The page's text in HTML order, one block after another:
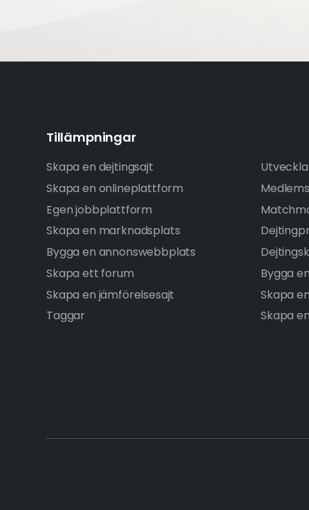
Tillämpningar
Skapa en dejtingsajt
Skapa en onlineplattform
Egen jobbplattform
Skapa en marknadsplats
Bygga en annonswebbplats
Skapa ett forum
Skapa en jämförelsesajt
Taggar
Bygga
Skapa
Skapa